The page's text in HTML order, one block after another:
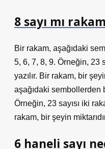
8 sayı mı
Bir rakam, aşağıdaki
5, 6, 7, 8, 9. Örneğin, 23
yazılır. Bir rakam, bir
aşağıdaki sembollerden
Örneğin, 23 sayısı iki
rakam, bir şeyin
6 haneli sayı